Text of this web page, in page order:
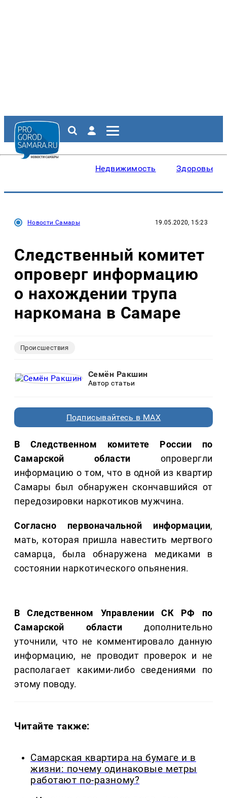
Недвижимость Здоровье
Новости Самары 19.05.2020, 15:23
Следственный комитет
опроверг информацию
о нахождении трупа
наркомана в Самаре
Происшествия
Семён Ракшин
Автор статьи
Подписывайтесь в MAX
В Следственном комитете России по
Самарской области опровергли
информацию о том, что в одной из квартир
Самары был обнаружен скончавшийся от
передозировки наркотиков мужчина.
Согласно первоначальной информации,
мать, которая пришла навестить мертвого
самарца, была обнаружена медиками в
состоянии наркотического опьянения.
В Следственном Управлении СК РФ по
Самарской области дополнительно
уточнили, что не комментировало данную
информацию, не проводит проверок и не
располагает какими-либо сведениями по
этому поводу.
Читайте также:
Самарская квартира на бумаге и в
жизни: почему одинаковые метры
работают по-разному?